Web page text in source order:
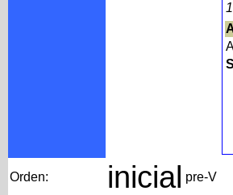
Orden: inicial pre-V